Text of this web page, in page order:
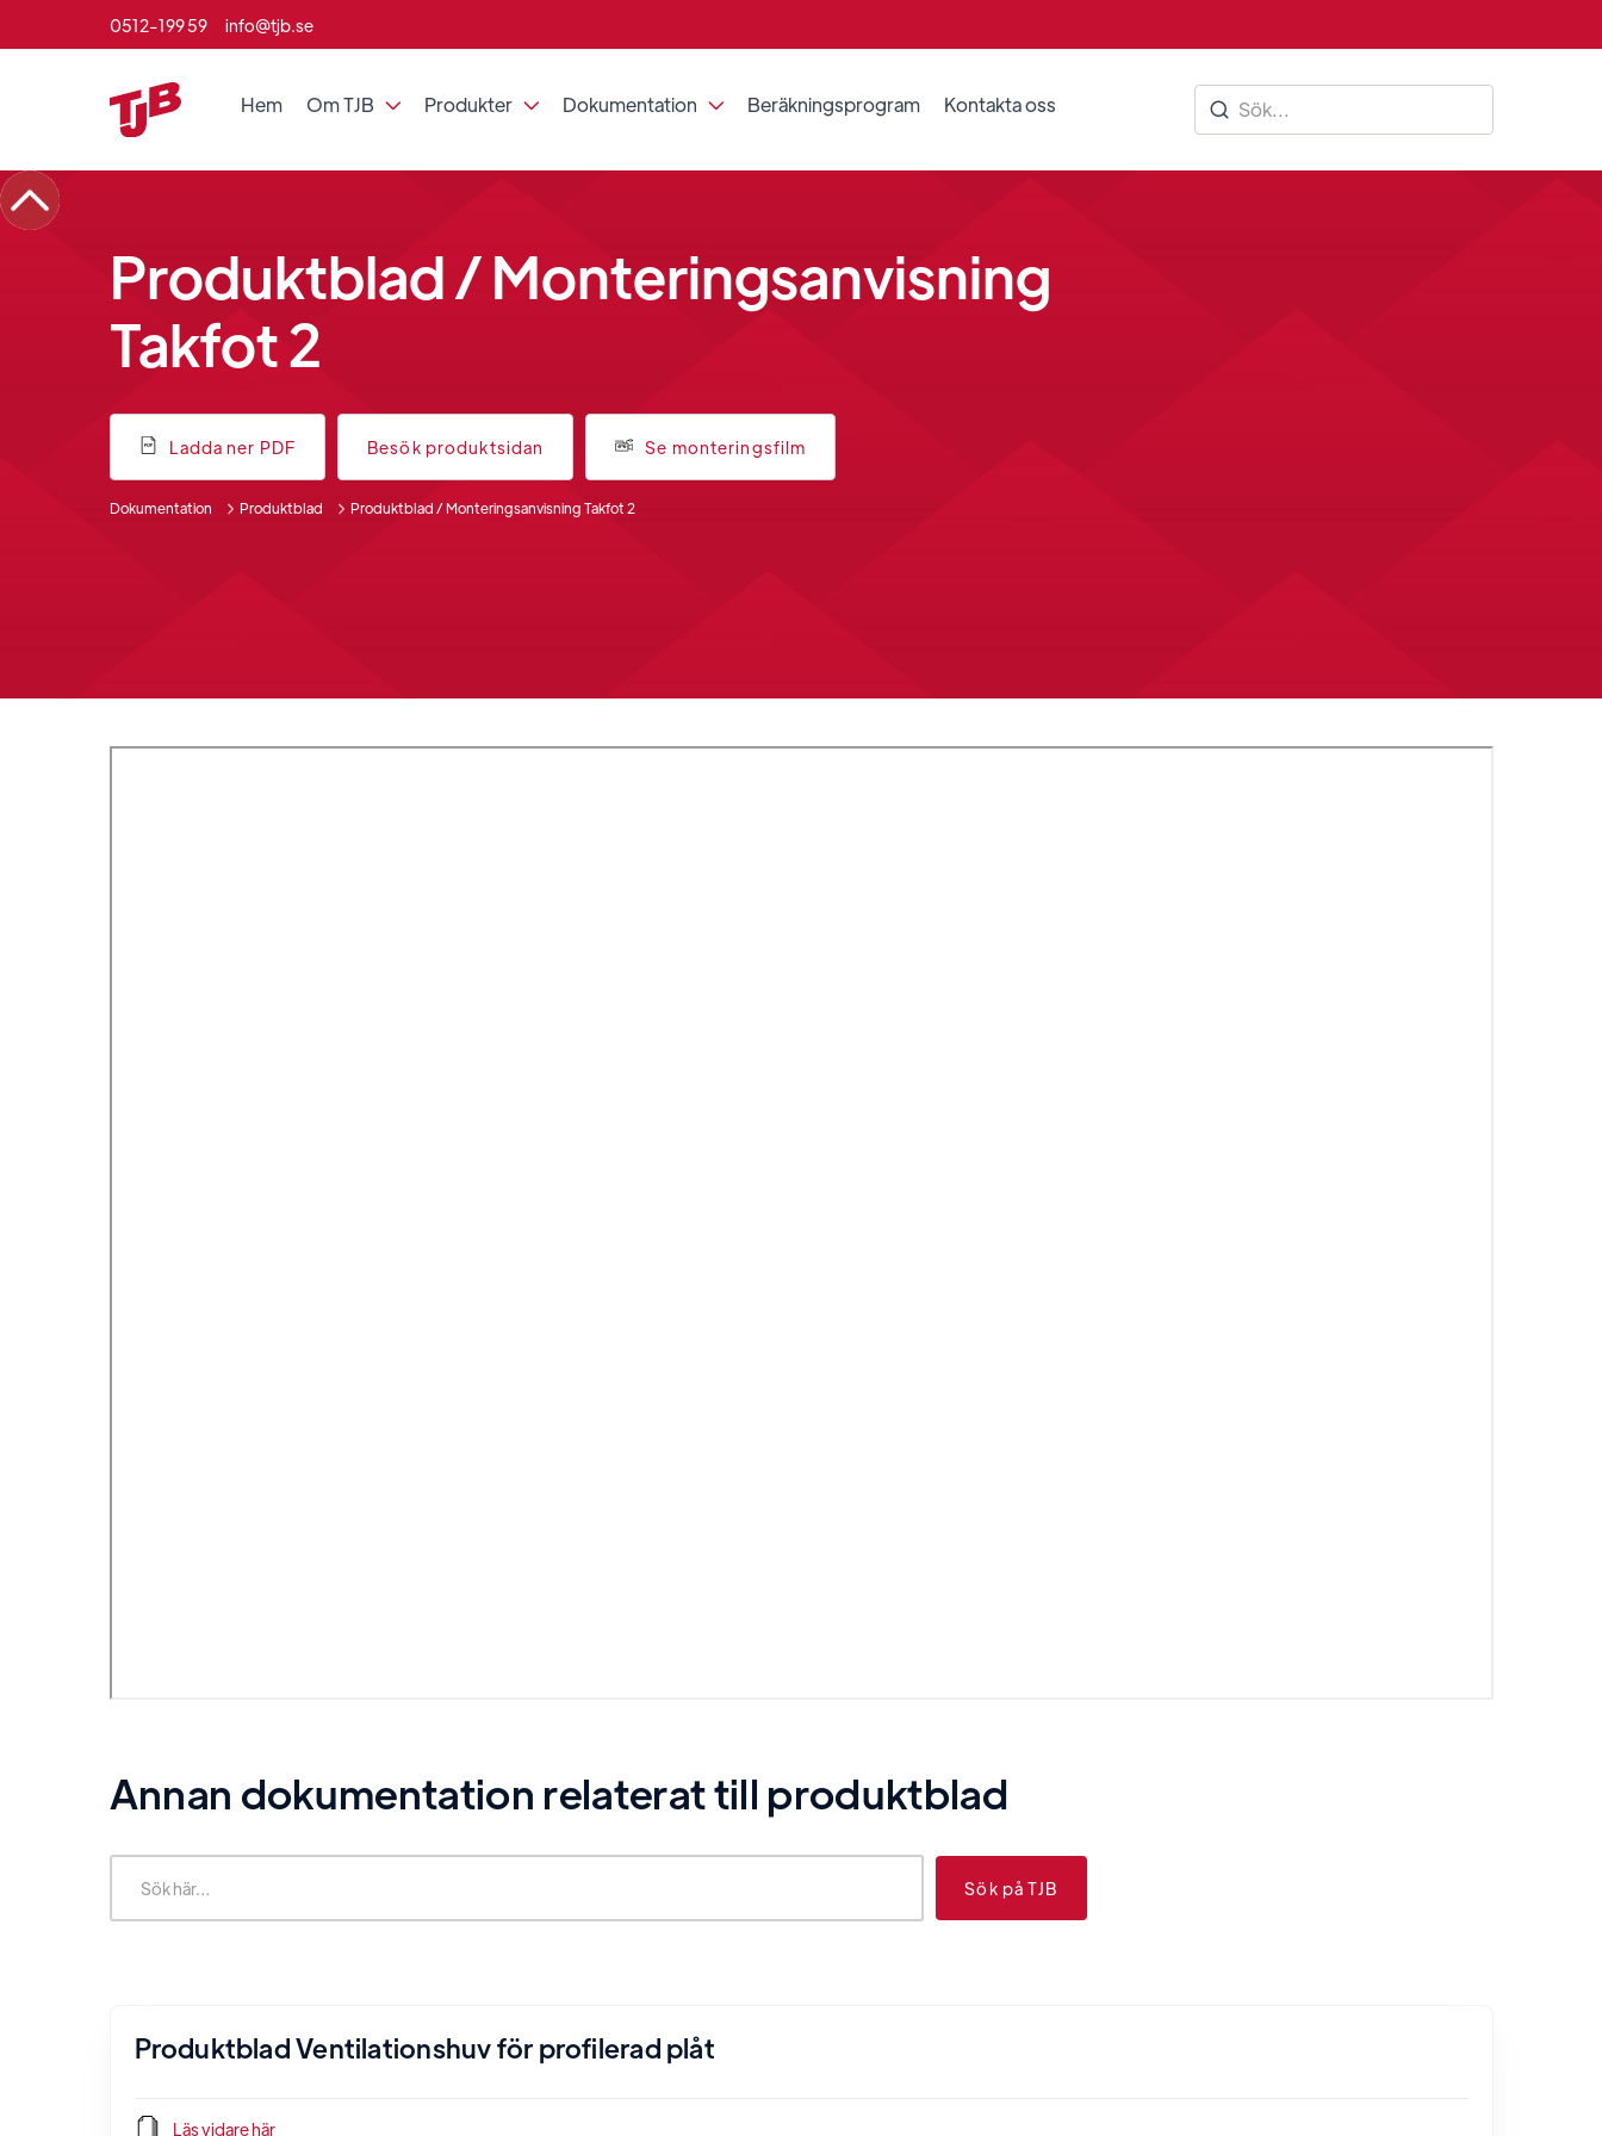
0512-199 59 info@tjb.se
Hem Om TJB  Produkter  Dokumentation  Beräkningsprogram Kontakta oss
Produktblad / Monteringsanvisning
Takfot 2
Ladda ner PDF Besök produktsidan Se monteringsfilm
Dokumentation Produktblad Produktblad / Monteringsanvisning Takfot 2
Annan dokumentation relaterat till produktblad
Produktblad Ventilationshuv för profilerad plåt
Läs vidare här